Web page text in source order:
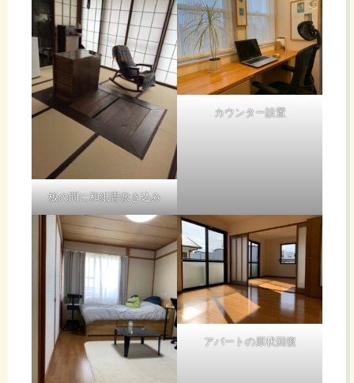
板の間に和紙畳敷き込み
カウンター設置
アパートの原状回復